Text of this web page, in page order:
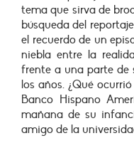
tema que sirva de
búsqueda del
el recuerdo de un
niebla entre la
frente a una parte de
los años. ¿Qué
Banco Hispano
mañana de su
amigo de la